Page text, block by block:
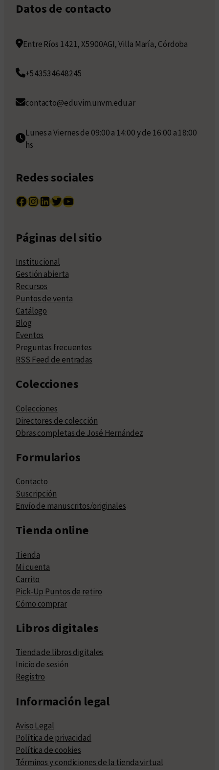
Datos de contacto
Entre Ríos 1421, X5900AGI, Villa María, Córdoba
+543534648245
contacto@eduvim.unvm.edu.ar
Lunes a Viernes de 09:00 a 14:00 y de 16:00 a 18:00
hs
Redes sociales
Facebook InstagramLinkedIn Twitter YouTube
Páginas del sitio
Institucional
Gestión abierta
Recursos
Puntos de venta
Catálogo
Blog
Eventos
Preguntas frecuentes
RSS Feed de entradas
Colecciones
Colecciones
Directores de colección
Obras completas de José Hernández
Formularios
Contacto
Suscripción
Envío de manuscritos/originales
Tienda online
Tienda
Mi cuenta
Carrito
Pick-Up Puntos de retiro
Cómo comprar
Libros digitales
Tienda de libros digitales
Inicio de sesión
Registro
Información legal
Aviso Legal
Política de privacidad
Política de cookies
Términos y condiciones de la tienda virtual